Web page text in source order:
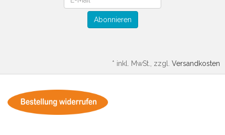
Abonnieren
* inkl. MwSt., zzgl. Versandkosten